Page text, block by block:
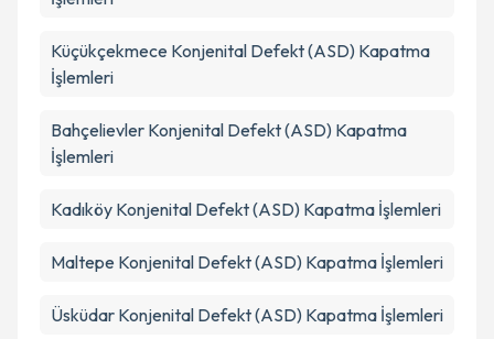
Küçükçekmece Konjenital Defekt (ASD) Kapatma
İşlemleri
Bahçelievler Konjenital Defekt (ASD) Kapatma
İşlemleri
Kadıköy Konjenital Defekt (ASD) Kapatma İşlemleri
Maltepe Konjenital Defekt (ASD) Kapatma İşlemleri
Üsküdar Konjenital Defekt (ASD) Kapatma İşlemleri